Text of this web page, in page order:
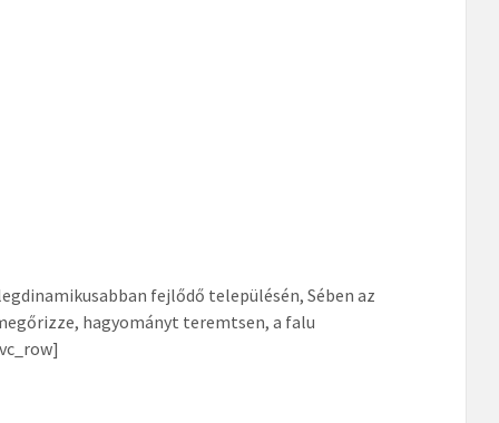
fejlődő településén, Sében az
hagyományt teremtsen, a falu